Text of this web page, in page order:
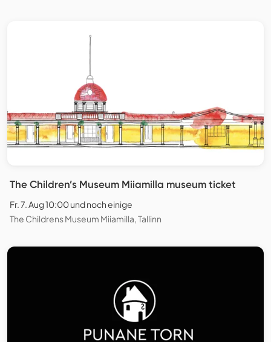
The Children’s Museum Miiamilla museum ticket
Fr. 7. Aug 10:00 und noch einige
The Childrens Museum Miiamilla, Tallinn